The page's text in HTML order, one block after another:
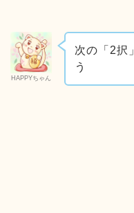
HAPPYちゃん
次の「2択
う